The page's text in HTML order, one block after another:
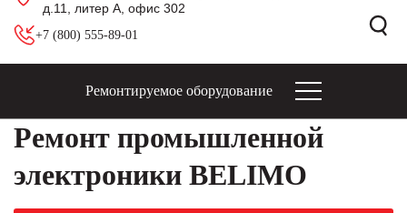
д.11, литер А, офис 302
+7 (800) 555-89-01
Ремонтируемое оборудование
Ремонт промышленной
электроники BELIMO